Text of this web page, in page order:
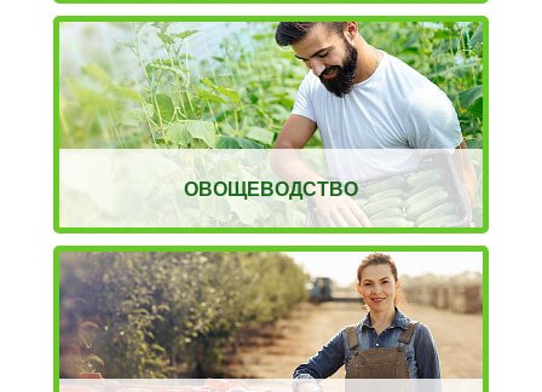
ОВОЩЕВОДСТВО